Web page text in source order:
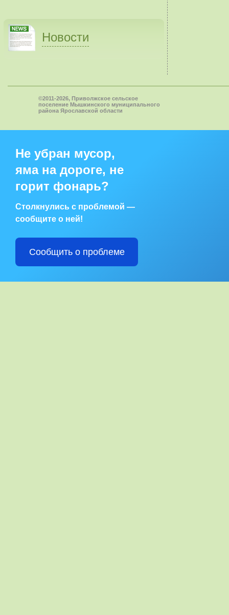
Новости
©2011-2026, Приволжское сельское
поселение Мышкинского муниципального
района Ярославской области
Не убран мусор,
яма на дороге, не
горит фонарь?
Столкнулись с проблемой —
сообщите о ней!
Сообщить о проблеме